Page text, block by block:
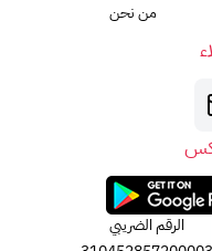
من نحن
الرقم الضريبي